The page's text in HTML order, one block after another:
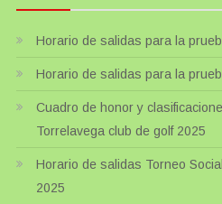
Horario de salidas para la
Horario de salidas para la
Cuadro de honor y
Torrelavega club de golf 2025
Horario de salidas Torneo
2025